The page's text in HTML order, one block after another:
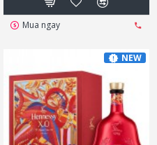
Mua ngay
NEW